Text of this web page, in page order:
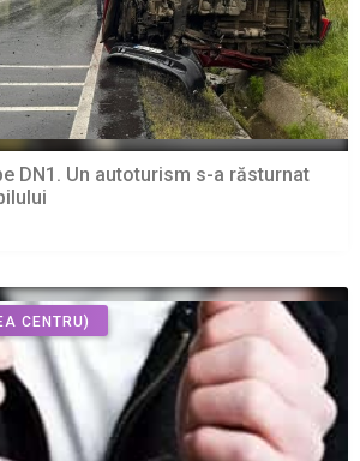
DN1. Un autoturism s-a răsturnat
CENTRU)